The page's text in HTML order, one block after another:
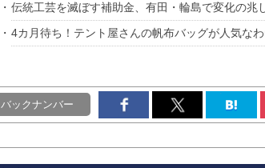
伝統工芸を滅ぼす補助金、有田・輪島で変化の兆
4カ月待ち！テント屋さんの帆布バッグが人気な
バックナンバー